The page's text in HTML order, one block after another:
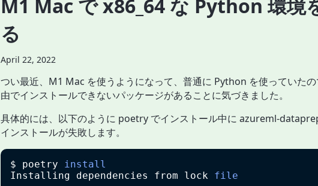
M1 Mac で x86_64 な Python 環境
る
April 22, 2022
つい最近、M1 Mac を使うようになって、普通に Python を使っていた
由でインストールできないパッケージがあることに気づきました。
具体的には、以下のように poetry でインストール中に azureml-
インストールが失敗します。
$ poetry install
Installing dependencies from lock file